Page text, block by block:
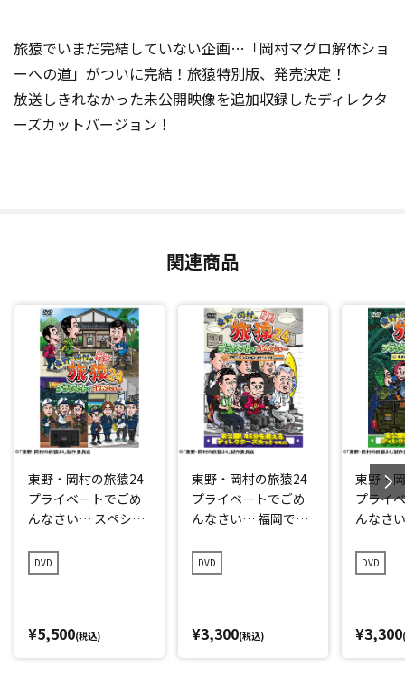
旅猿でいまだ完結していない企画…「岡村マグロ解体ショ
ーへの道」がついに完結！旅猿特別版、発売決定！
放送しきれなかった未公開映像を追加収録したディレクタ
ーズカットバージョン！
関連商品
東野・岡村の旅猿24
プライベートでごめ
んなさい… スペシャ
DVD
¥5,500(税込)
東野・岡村の旅猿24
プライベートでごめ
んなさい… 福岡でく
事をやろうの旅 プレ
ミアム完全版
DVD
¥3,300(税込)
東野・
プライ
んなさ
レミア
DVD
¥3,300